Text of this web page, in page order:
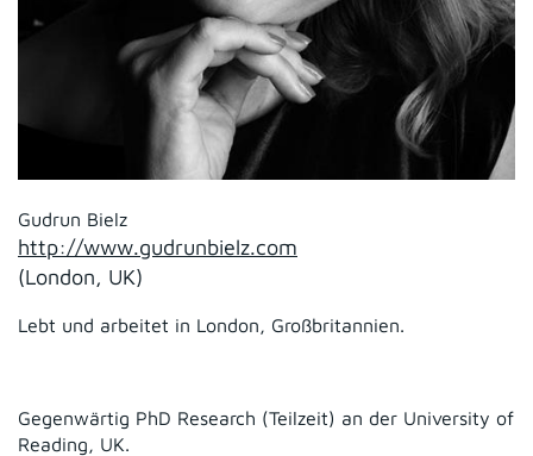
Gudrun Bielz
http://www.gudrunbielz.com
(London, UK)
Lebt und arbeitet in London, Großbritannien.
Gegenwärtig PhD Research (Teilzeit) an der University of
Reading, UK.